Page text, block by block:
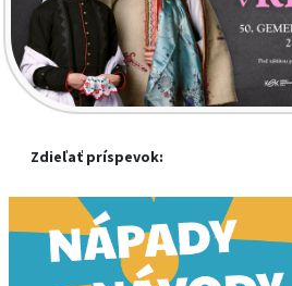
Zdieľať príspevok: